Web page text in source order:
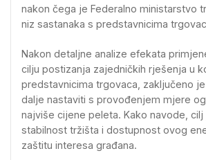
nakon čega je Federalno ministarstvo
niz sastanaka s predstavnicima
Nakon detaljne analize efekata
cilju postizanja zajedničkih rješenja u
predstavnicima trgovaca, zaključeno
dalje nastaviti s provođenjem mjere
najviše cijene peleta. Kako navode,
stabilnost tržišta i dostupnost ovog
zaštitu interesa građana.